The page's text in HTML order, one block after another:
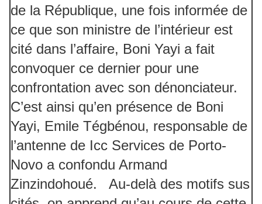
de la République, une fois informée de
ce que son ministre de l’intérieur est
cité dans l’affaire, Boni Yayi a fait
convoquer ce dernier pour une
confrontation avec son dénonciateur.
C’est ainsi qu’en présence de Boni
Yayi, Emile Tégbénou, responsable de
l’antenne de Icc Services de Porto-
Novo a confondu Armand
Zinzindohoué. Au-delà des motifs sus